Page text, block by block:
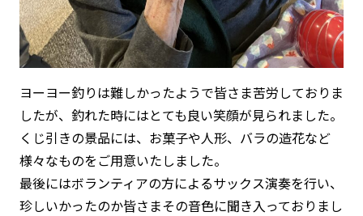
ヨーヨー釣りは難しかったようで皆さま苦労しておりま
したが、釣れた時にはとても良い笑顔が見られました。
くじ引きの景品には、お菓子や人形、バラの造花など
様々なものをご用意いたしました。
最後にはボランティアの方によるサックス演奏を行い、
珍しいかったのか皆さまその音色に聞き入っておりまし